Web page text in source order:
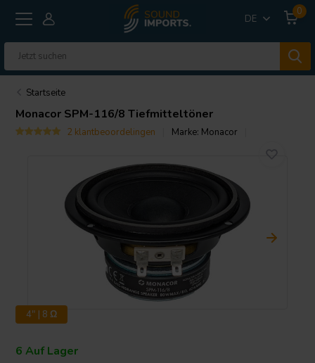
DE
0
Startseite
Monacor SPM-116/8 Tiefmitteltöner
2 klantbeoordelingen Marke: Monacor
4" | 8 Ω
6 Auf Lager